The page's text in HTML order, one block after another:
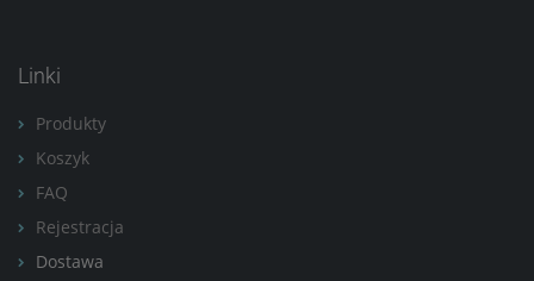
Linki
Produkty
Koszyk
FAQ
Rejestracja
Dostawa